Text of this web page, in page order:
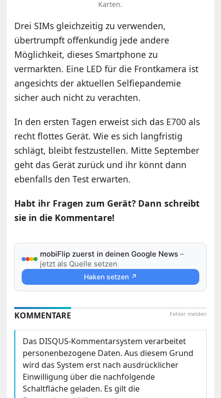
Karten.
Drei SIMs gleichzeitig zu verwenden,
übertrumpft offenkundig jede andere
Möglichkeit, dieses Smartphone zu
vermarkten. Eine LED für die Frontkamera ist
angesichts der aktuellen Selfiepandemie
sicher auch nicht zu verachten.
In den ersten Tagen erweist sich das E700 als
recht flottes Gerät. Wie es sich langfristig
schlägt, bleibt festzustellen. Mitte September
geht das Gerät zurück und ihr könnt dann
ebenfalls den Test erwarten.
Habt ihr Fragen zum Gerät? Dann schreibt
sie in die Kommentare!
mobiFlip zuerst in deinen Google News –
jetzt als Quelle setzen
Haken setzen ↗
Fehler melden
KOMMENTARE
Das DISQUS-Kommentarsystem verarbeitet
personenbezogene Daten. Aus diesem Grund
wird das System erst nach ausdrücklicher
Einwilligung über die nachfolgende
Schaltfläche geladen. Es gilt die